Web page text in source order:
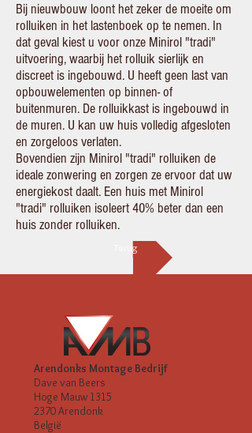
Bij nieuwbouw loont het zeker de moeite om
rolluiken in het lastenboek op te nemen. In
dat geval kiest u voor onze Minirol "tradi"
uitvoering, waarbij het rolluik sierlijk en
discreet is ingebouwd. U heeft geen last van
opbouwelementen op binnen- of
buitenmuren. De rolluikkast is ingebouwd in
de muren. U kan uw huis volledig afgesloten
en zorgeloos verlaten.
Bovendien zijn Minirol "tradi" rolluiken de
ideale zonwering en zorgen ze ervoor dat uw
energiekost daalt. Een huis met Minirol
"tradi" rolluiken isoleert 40% beter dan een
huis zonder rolluiken.
Terug
Arendonks Montage Bedrijf
Dave van Beers
Hoge Mauw 1315
2370 Arendonk
België